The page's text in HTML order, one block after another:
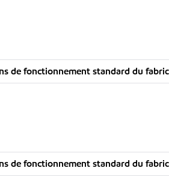
de fonctionnement standard du
de fonctionnement standard du